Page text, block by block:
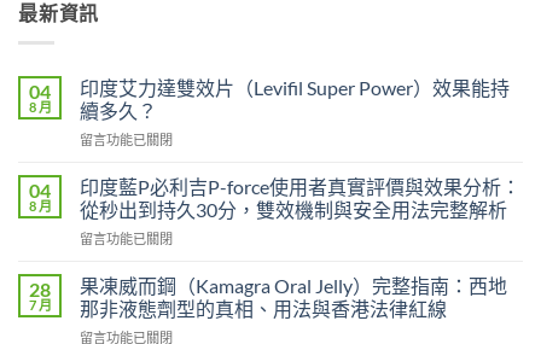
最新資訊
04
8 月
印度艾力達雙效片（Levifil Super Power）效果能持
續多久？
在
度
艾
力
達
效
片
（Levifil
留言功能已關閉
04
8 月
印度藍P必利吉P-force使用者真實評價與效果分析：
從秒出到持久30分，雙效機制與安全用法完整解析
在
度
藍
P
必
留言功能已關閉
28
7 月
果凍威而鋼（Kamagra Oral Jelly）完整指南：西地
那非液態劑型的真相、用法與香港法律紅線
在
留言功能已關閉